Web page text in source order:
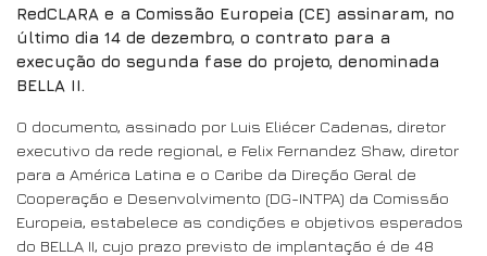
RedCLARA e a Comissão Europeia (CE) assinaram, no
último dia 14 de dezembro, o contrato para a
execução do segunda fase do projeto, denominada
BELLA II.
O documento, assinado por Luis Eliécer Cadenas, diretor
executivo da rede regional, e Felix Fernandez Shaw, diretor
para a América Latina e o Caribe da Direção Geral de
Cooperação e Desenvolvimento (DG-INTPA) da Comissão
Europeia, estabelece as condições e objetivos esperados
do BELLA II, cujo prazo previsto de implantação é de 48